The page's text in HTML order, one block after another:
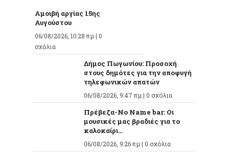
Αμοιβή αργίας 15ης
Αυγούστου
06/08/2026, 10:28 πμ | 0
σχόλια
Δήμος Πωγωνίου: Προσοχή
στους δημότες για την αποφυγή
τηλεφωνικών απατών
06/08/2026, 9:47 πμ | 0 σχόλια
Πρέβεζα-No Name bar: Οι
μουσικές μας βραδιές για το
καλοκαίρι...
06/08/2026, 9:26 πμ | 0 σχόλια